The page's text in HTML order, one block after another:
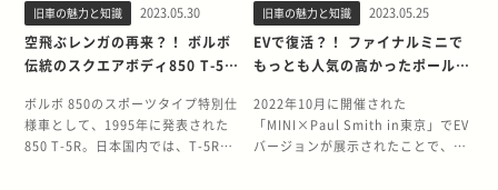
レトロ調のノスタルジックなデザイ
ンの車種が比較的多いです。 日産が
パイクカーの開発に乗り出したの
は、技術力の向上とともに激化して
いた性能競争の最中の1980年代で
す。各社がしのぎを削って、エンジ
ン出力の向上や内外装含め現代的な
されました。首都高速が整備され、
高い走行性能のクルマを求める機運
のなか、ベレットGTは誕生します。
実はこの頃のいすゞは、ワークス体
制でレースに参戦しており、ベレッ
トGTにはレースで獲得したノウハウ
が惜しみなく注がれていました。 ス
ンナ RX-7。型式名もFC3S型と改め
られた2代目サバンナは、ピュアス
ポーツとして初代から大きく生まれ
変わりました。 さらに、FC3S型に
は、限定販売されたマツダ純正のチ
ューニングモデルが存在します。
「アンフィニ」と名付けられたシリ
ホンダ・スピリットの詰まったSシ
リーズを一緒に振り返ってみましょ
う。 世界一を目指したホンダ初の4
輪乗用車Sシリーズ 2輪での成功を
受けて、ホンダはかねてからの目標
だった4輪自動車の開発に乗り出し
ます。しかし、初の4輪開発にもか
旧車の魅力と知識 2023.05.30
空飛ぶレンガの再来？！ ボルボ
伝統のスクエアボディ850 T-5R
ボルボ 850のスポーツタイプ特別仕
様車として、1995年に発表された
850 T-5R。日本国内では、T-5Rエ
旧車の魅力と知識 2023.05.25
EVで復活？！ ファイナルミニで
もっとも人気の高かったポールス
2022年10月に開催された
「MINI×Paul Smith in東京」でEV
バージョンが展示されたことで、再